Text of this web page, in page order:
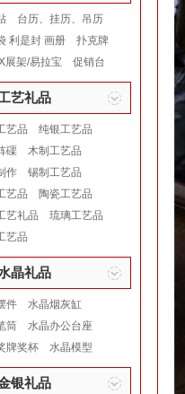
台历、挂历、吊历
利是封 画册
扑克牌
展架/易拉宝
促销台
艺礼品
艺品
纯银工艺品
磲
木制工艺品
作
锡制工艺品
艺品
陶瓷工艺品
艺礼品
琉璃工艺品
艺品
晶礼品
件
水晶烟灰缸
筒
水晶办公台座
牌奖杯
水晶模型
银礼品